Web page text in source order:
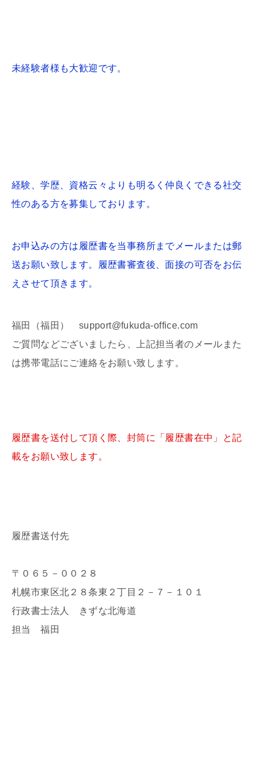
未経験者様も大歓迎です。
経験、学歴、資格云々よりも明るく仲良くできる社交
性のある方を募集しております。
お申込みの方は履歴書を当事務所までメールまたは郵
送お願い致します。履歴書審査後、面接の可否をお伝
えさせて頂きます。
福田（福田） support@fukuda-office.com
ご質問などございましたら、上記担当者のメールまた
は携帯電話にご連絡をお願い致します。
履歴書を送付して頂く際、封筒に「履歴書在中」と記
載をお願い致します。
履歴書送付先
〒０６５－００２８
札幌市東区北２８条東２丁目２－７－１０１
行政書士法人 きずな北海道
担当 福田